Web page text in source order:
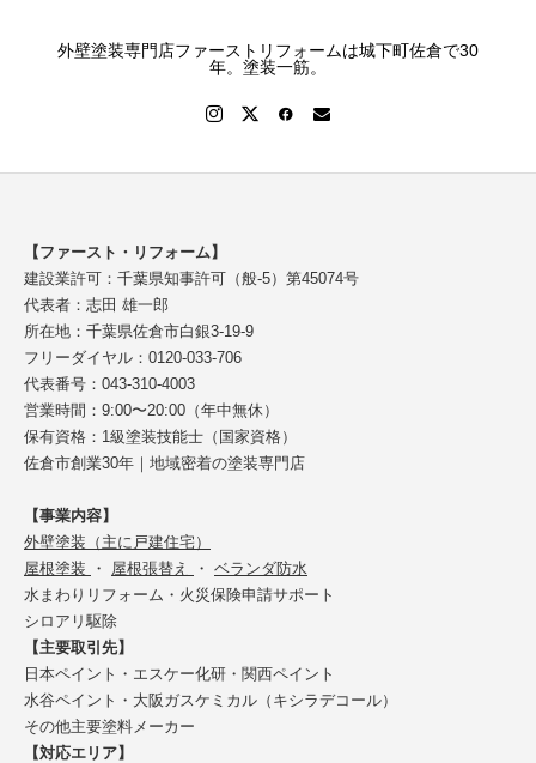
外壁塗装専門店ファーストリフォームは城下町佐倉で30
年。塗装一筋。
【ファースト・リフォーム】
建設業許可：千葉県知事許可（般-5）第45074号
代表者：志田 雄一郎
所在地：千葉県佐倉市白銀3-19-9
フリーダイヤル：0120-033-706
代表番号：043-310-4003
営業時間：9:00〜20:00（年中無休）
保有資格：1級塗装技能士（国家資格）
佐倉市創業30年｜地域密着の塗装専門店
【事業内容】
外壁塗装（主に戸建住宅）
屋根塗装
・ 屋根張替え ・ ベランダ防水
水まわりリフォーム・火災保険申請サポート
シロアリ駆除
【主要取引先】
日本ペイント・エスケー化研・関西ペイント
水谷ペイント・大阪ガスケミカル（キシラデコール）
その他主要塗料メーカー
【対応エリア】